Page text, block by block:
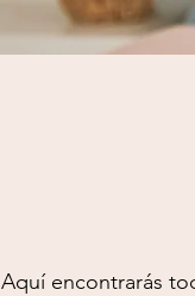
Aquí encontrarás